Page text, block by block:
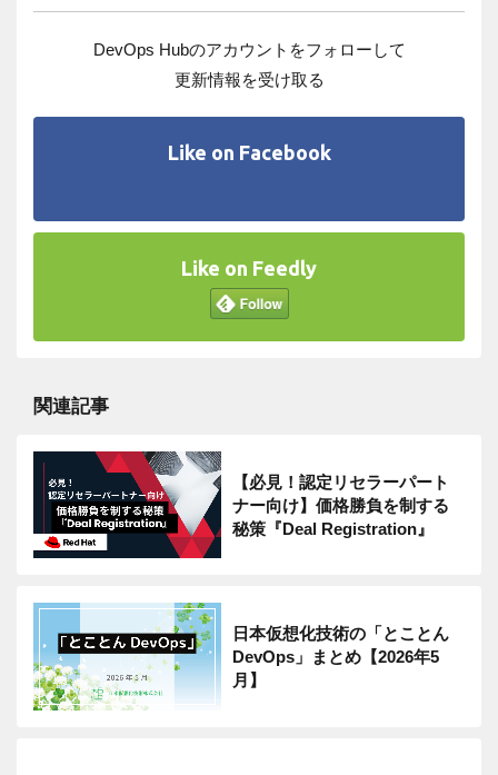
DevOps Hubのアカウントをフォローして
更新情報を受け取る
Like on Facebook
Like on Feedly
関連記事
【必見！認定リセラーパート
ナー向け】価格勝負を制する
秘策『Deal Registration』
日本仮想化技術の「とことん
DevOps」まとめ【2026年5
月】